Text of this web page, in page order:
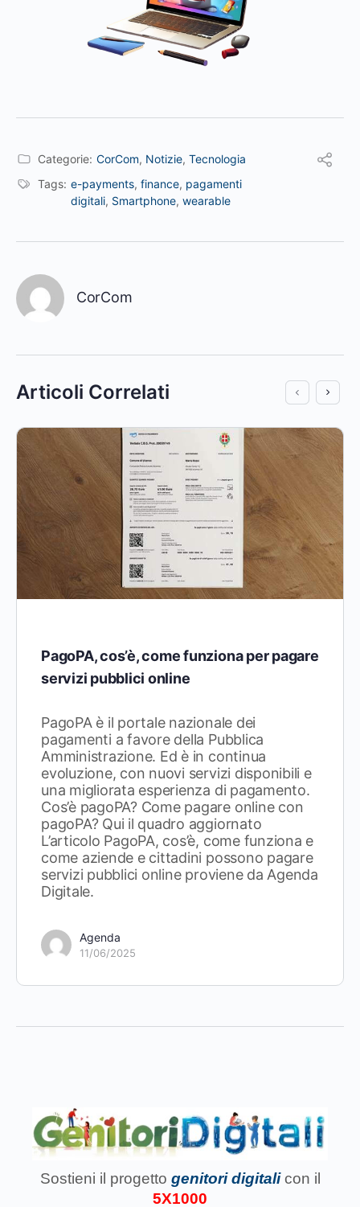
Categorie: CorCom, Notizie, Tecnologia
Tags: e-payments, finance, pagamenti
digitali, Smartphone, wearable
CorCom
Articoli Correlati
PagoPA, cos’è, come funziona per pagare
servizi pubblici online
PagoPA è il portale nazionale dei
pagamenti a favore della Pubblica
Amministrazione. Ed è in continua
evoluzione, con nuovi servizi disponibili e
una migliorata esperienza di pagamento.
Cos’è pagoPA? Come pagare online con
pagoPA? Qui il quadro aggiornato
L’articolo PagoPA, cos’è, come funziona e
come aziende e cittadini possono pagare
servizi pubblici online proviene da Agenda
Digitale.
Agenda
11/06/2025
Sostieni il progetto genitori digitali con il
5X1000